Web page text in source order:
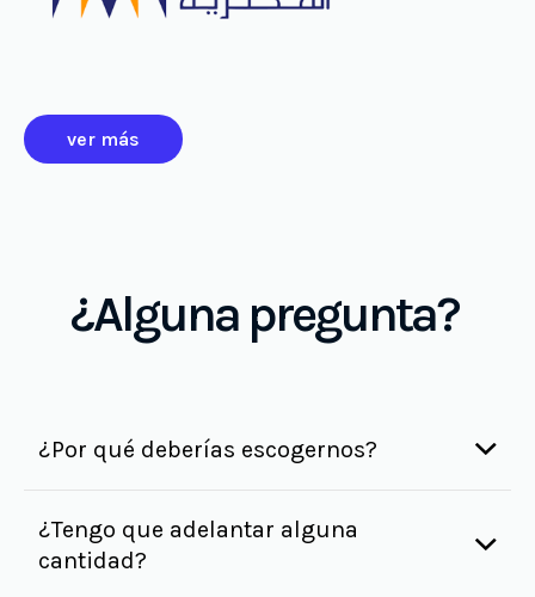
ver más
¿Alguna pregunta?
¿Por qué deberías escogernos?
¿Tengo que adelantar alguna
cantidad?